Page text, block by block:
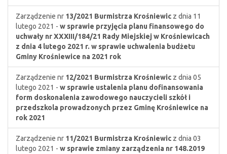
Zarządzenie nr 13/2021 Burmistrza Krośniewic z dnia 11
lutego 2021 - w sprawie przyjęcia planu finansowego do
uchwały nr XXXIII/184/21 Rady Miejskiej w Krośniewicach
z dnia 4 lutego 2021 r. w sprawie uchwalenia budżetu
Gminy Krośniewice na 2021 rok
Zarządzenie nr 12/2021 Burmistrza Krośniewic z dnia 05
lutego 2021 - w sprawie ustalenia planu dofinansowania
form doskonalenia zawodowego nauczycieli szkół i
przedszkola prowadzonych przez Gminę Krośniewice na
rok 2021
Zarządzenie nr 11/2021 Burmistrza Krośniewic z dnia 03
lutego 2021 - w sprawie zmiany zarządzenia nr 148.2019